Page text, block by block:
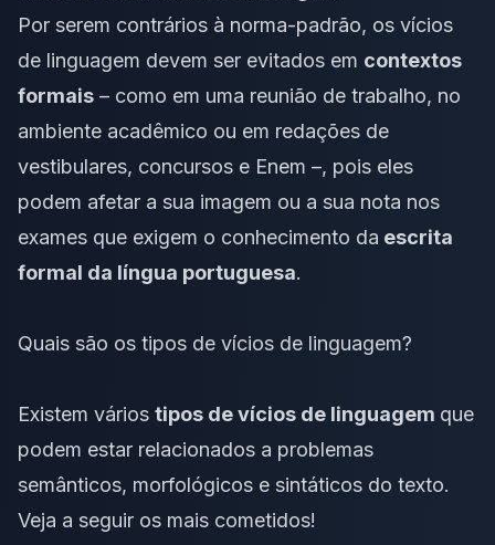
Por serem contrários à norma-padrão, os vícios
de linguagem devem ser evitados em contextos
formais – como em uma reunião de trabalho, no
ambiente acadêmico ou em redações de
vestibulares, concursos e Enem –, pois eles
podem afetar a sua imagem ou a sua nota nos
exames que exigem o conhecimento da escrita
formal da língua portuguesa.
Quais são os tipos de vícios de linguagem?
Existem vários tipos de vícios de linguagem que
podem estar relacionados a problemas
semânticos, morfológicos e sintáticos do texto.
Veja a seguir os mais cometidos!